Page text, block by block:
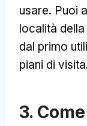
usare. Puoi
località
dal primo
piani di
3.